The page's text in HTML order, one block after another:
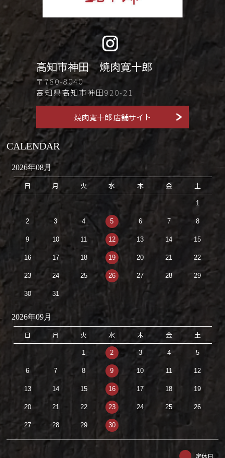
高知市神田 焼肉寛十郎
〒780-8040
高知県高知市神田920-21
焼肉寛十郎 店舗サイト
CALENDAR
2026年08月
日 月 火 水 木 金 土
1
2 3 4 5 6 7 8
9 10 11 12 13 14 15
16 17 18 19 20 21 22
23 24 25 26 27 28 29
30 31
2026年09月
日 月 火 水 木 金 土
1 2 3 4 5
6 7 8 9 10 11 12
13 14 15 16 17 18 19
20 21 22 23 24 25 26
27 28 29 30
定休日